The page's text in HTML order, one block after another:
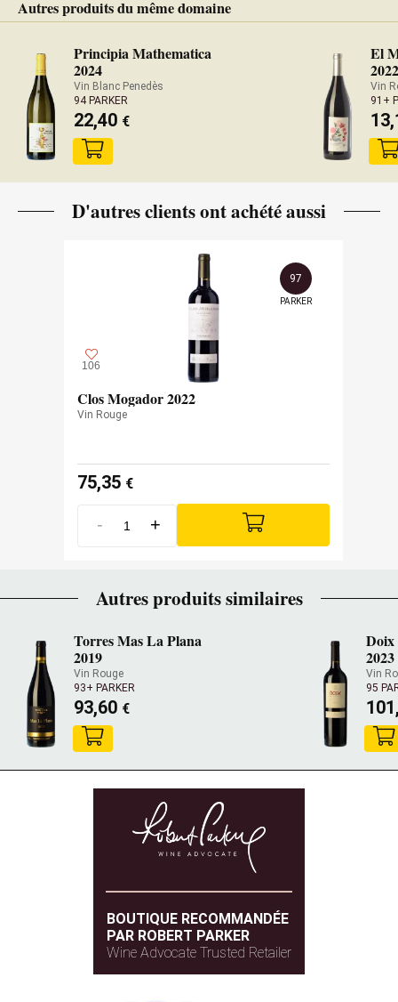
Autres produits du même domaine
Principia Mathematica
2024
Vin Blanc Penedès
94 PARKER
22,40 €
El
2022
Vin
91+
D'autres clients ont achété aussi
106
97
PARKER
Clos Mogador 2022
Vin Rouge
75,35 €
- +
Autres produits similaires
Torres Mas La Plana
2019
Vin Rouge
93+ PARKER
93,60 €
Doix
2023
Vin
95
BOUTIQUE RECOMMANDÉE
PAR ROBERT PARKER
Wine Advocate Trusted Retailer